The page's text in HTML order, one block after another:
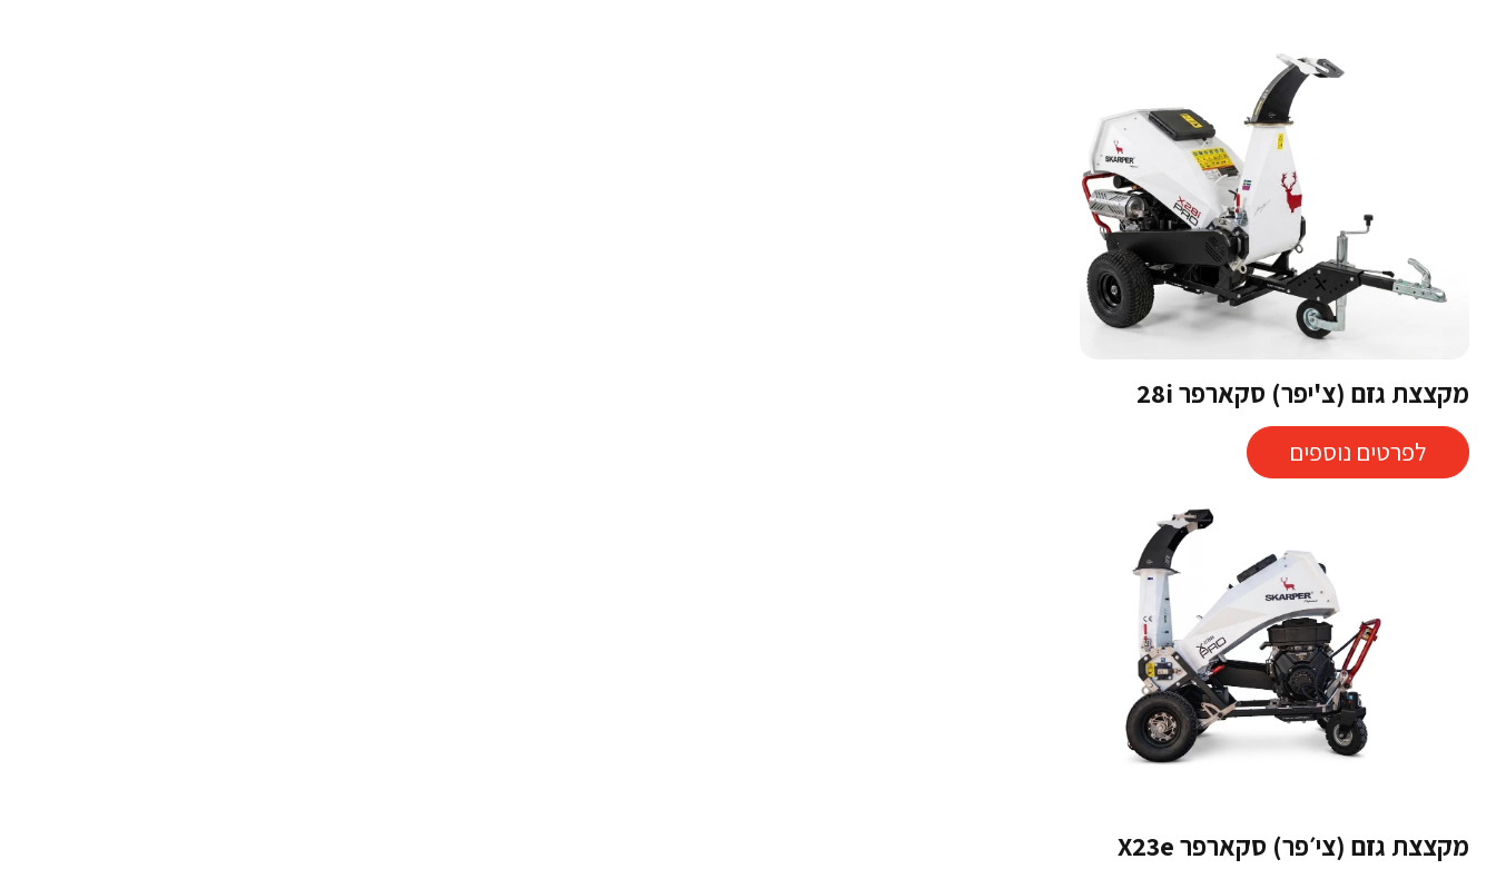
מקצצת גזם (צ'יפר) סקארפר 28i
לפרטים נוספים
מקצצת גזם (צי׳פר) סקארפר X23e